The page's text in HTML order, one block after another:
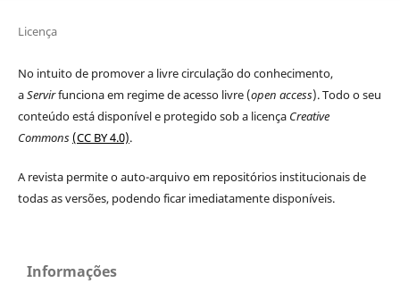
Licença
No intuito de promover a livre circulação do conhecimento,
aServirfunciona em regime de acesso livre (open access). Todo o seu
conteúdo está disponível e protegido sob a licença Creative
Commons(CC BY 4.0).
A revista permite o auto-arquivo em repositórios institucionais de
todas as versões, podendo ficar imediatamente disponíveis.
Informações